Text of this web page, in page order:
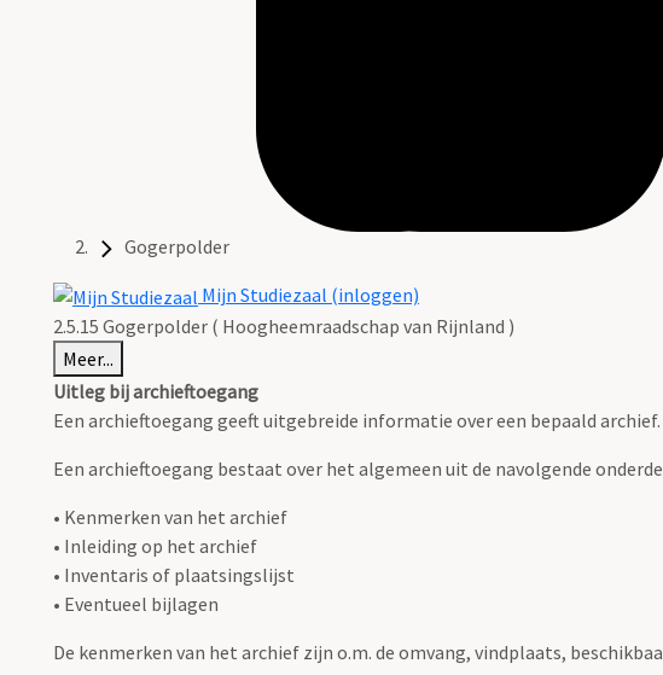
Gogerpolder
Mijn Studiezaal (inloggen)
2.5.15 Gogerpolder ( Hoogheemraadschap van Rijnland )
Meer...
Uitleg bij archieftoegang
Een archieftoegang geeft uitgebreide informatie over een bepaald archief.
Een archieftoegang bestaat over het algemeen uit de navolgende
• Kenmerken van het archief
• Inleiding op het archief
• Inventaris of plaatsingslijst
• Eventueel bijlagen
De kenmerken van het archief zijn o.m. de omvang, vindplaats,